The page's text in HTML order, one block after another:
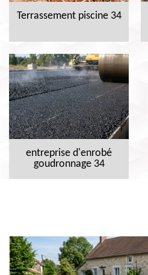
Terrassement piscine 34
entreprise d'enrobé
goudronnage 34